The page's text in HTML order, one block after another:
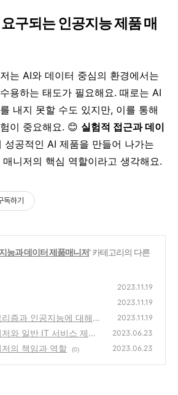
구되는 인공지능 제품 매
는 AI와 데이터 중심의 환경에서는
용하는 태도가 필요해요. 때로는 AI
내지 못할 수도 있지만, 이를 통해
이 중요해요. 😊 실험적 접근과 데이
성공적인 AI 제품을 만들어 나가는
니저의 핵심 역할이라고 생각해요.
독하기
능과 데이터 제품매니저' 카테고리의 다른
2023.11.19
2023.11.19
즘과 인공지능에 대해서 2023.11.19
와 일반 IT 서비스 제품
2023.06.23
의 책임과 역할 (0) 2023.06.23